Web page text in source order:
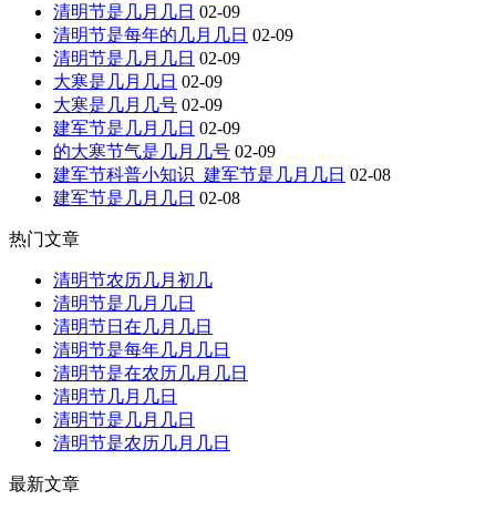
清明节是几月几日 02-09
清明节是每年的几月几日 02-09
清明节是几月几日 02-09
大寒是几月几日 02-09
大寒是几月几号 02-09
建军节是几月几日 02-09
的大寒节气是几月几号 02-09
建军节科普小知识_建军节是几月几日 02-08
建军节是几月几日 02-08
热门文章
清明节农历几月初几
清明节是几月几日
清明节日在几月几日
清明节是每年几月几日
清明节是在农历几月几日
清明节几月几日
清明节是几月几日
清明节是农历几月几日
最新文章